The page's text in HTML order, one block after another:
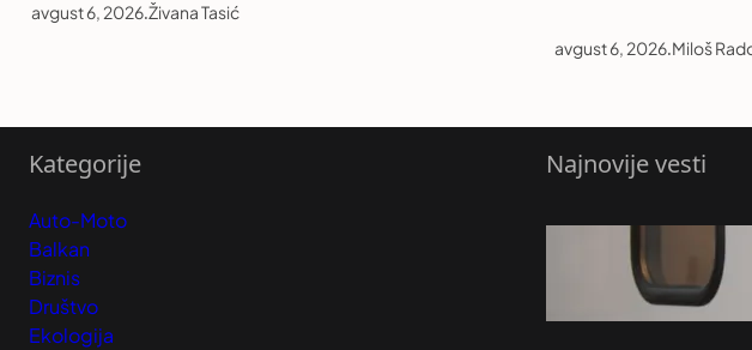
avgust 6, 2026.Živana Tasić
avgust 6, 2026.Miloš
Kategorije
Auto-Moto
Balkan
Biznis
Društvo
Ekologija
Najnovije vesti